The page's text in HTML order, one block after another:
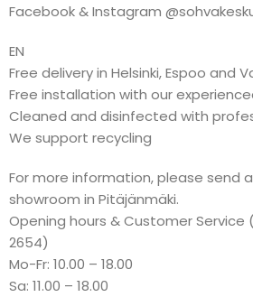
Facebook & Instagram
EN
Free delivery in Helsinki, Espoo and
Free installation with our
Cleaned and disinfected with
We support recycling
For more information, please send
showroom in Pitäjänmäki.
Opening hours & Customer Service
2654)
Mo-Fr: 10.00 – 18.00
Sa: 11.00 – 18.00